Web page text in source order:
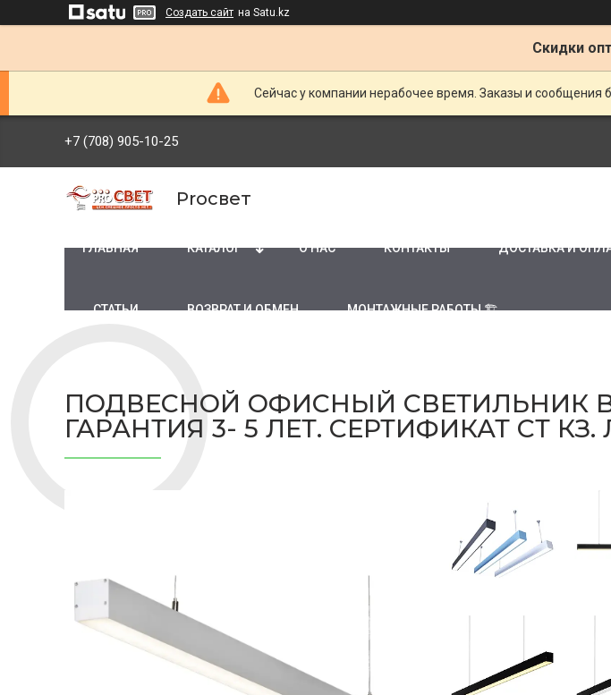
Создать сайт на Satu.kz
Скидки
Сейчас у компании нерабочее время. Заказы и сообщения
+7 (708) 905-10-25
Proсвет
ГЛАВНАЯ КАТАЛОГ О НАС КОНТАКТЫ ДОСТАВКА И
СТАТЬИ ВОЗВРАТ И ОБМЕН МОНТАЖНЫЕ РАБОТЫ 🏗
ПОДВЕСНОЙ ОФИСНЫЙ СВЕТИЛЬНИК
ГАРАНТИЯ 3- 5 ЛЕТ. СЕРТИФИКАТ СТ